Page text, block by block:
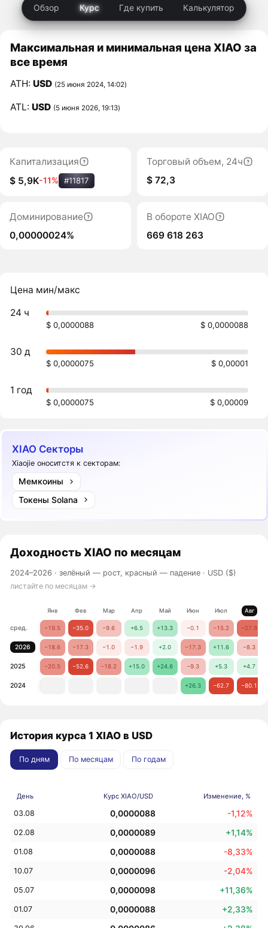
Обзор Курс Где купить Калькулятор
Максимальная и минимальная цена XIAO за
все время
ATH:USD (25 июня 2024, 14:02)
ATL:USD (5 июня 2026, 19:13)
Капитализация
$ 5,9K-11% #11817
Торговый объем, 24ч
$ 72,3
Доминирование
0,00000024%
В обороте XIAO
669 618 263
Цена мин/макс
24 ч
$ 0,0000088 $ 0,0000088
30 д
$ 0,0000075 $ 0,00001
1 год
$ 0,0000075 $ 0,00009
XIAO Секторы
Xiaojie оноситстя к секторам:
Мемкоины
Токены Solana
ДоходностьXIAO по месяцам
2024–2026 ·зелёный — рост, красный — падение · USD ($)
листайте по месяцам →
Янв Фев Мар Апр Май Июн Июл Авг
сред. −19.5 −35.0 −9.6 +6.5 +13.3 −0.1 −15.2 −27.9
2026 −18.6 −17.3 −1.0 −1.9 +2.0 −17.3 +11.6 −8.3
2025 −20.5 −52.6 −18.2 +15.0 +24.6 −9.3 +5.3 +4.7
2024 +26.3 −62.7 −80.1
История курса 1 XIAO в USD
По дням По месяцам По годам
День Курс XIAO/USD Изменение, %
03.08 0,0000088 -1,12%
02.08 0,0000089 +1,14%
01.08 0,0000088 -8,33%
10.07 0,0000096 -2,04%
05.07 0,0000098 +11,36%
01.07 0,0000088 +2,33%